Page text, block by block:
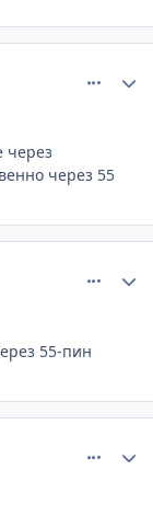
через
через 55
55-пин